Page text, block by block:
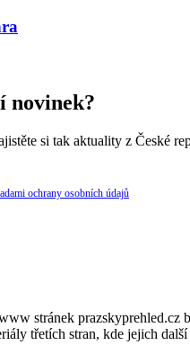
novinek?
si tak aktuality z České
ochrany osobních údajů
stránek prazskyprehled.cz
třetích stran, kde jejich